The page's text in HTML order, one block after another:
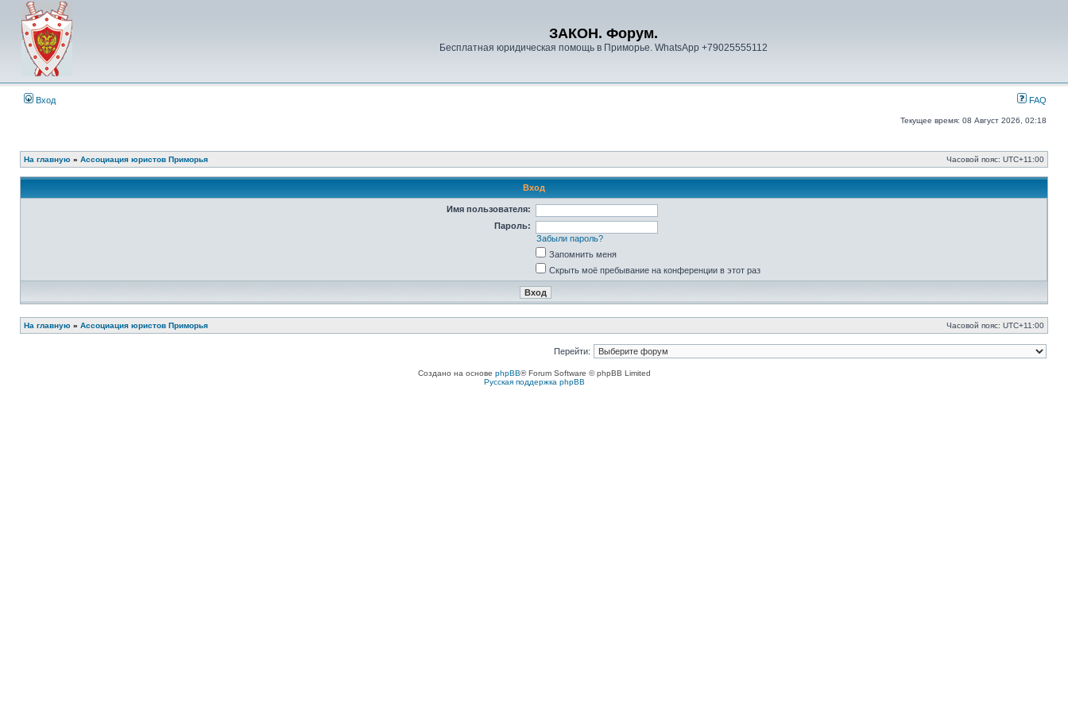
ЗАКОН. Форум.
Бесплатная юридическая помощь в Приморье. WhatsApp +79025555112
Вход FAQ
Текущее время: 08 Август 2026, 02:18
На главную » Ассоциация юристов Приморья Часовой пояс: UTC+11:00
Вход
Имя пользователя:
Пароль:
Забыли пароль?
Запомнить меня
Скрыть моё пребывание на конференции в этот раз
На главную » Ассоциация юристов Приморья Часовой пояс: UTC+11:00
Перейти:
Создано на основе phpBB® Forum Software © phpBB Limited
Русская поддержка phpBB